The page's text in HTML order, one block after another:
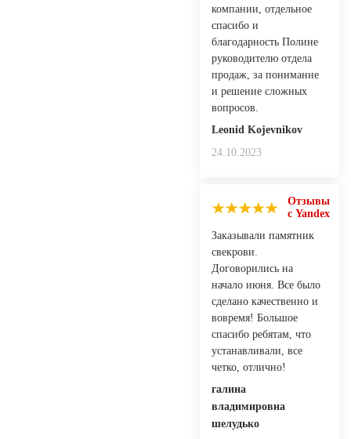
компании, отдельное
спасибо и
благодарность Полине
руководителю отдела
продаж, за понимание
и решение сложных
вопросов.
Leonid Kojevnikov
24.10.2023
Отзывы
с Yandex
Заказывали памятник
свекрови.
Договорились на
начало июня. Все было
сделано качественно и
вовремя! Большое
спасибо ребятам, что
устанавливали, все
четко, отлично!
галина
владимировна
шелудько